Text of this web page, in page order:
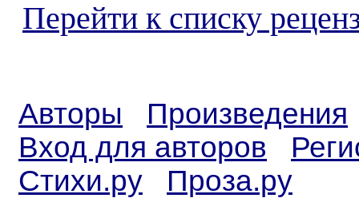
Перейти к списку
Авторы
Произведения
Вход для авторов
Стихи.ру
Проза.ру